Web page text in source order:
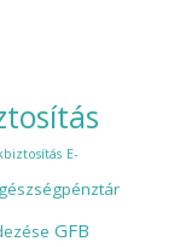
E-
GFB